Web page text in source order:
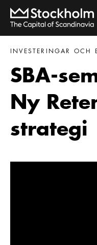
INVESTERINGAR OCH
SBA-
Ny
strategi